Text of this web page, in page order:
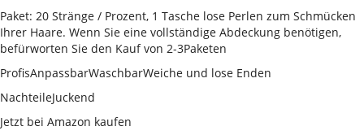
Paket: 20 Stränge / Prozent, 1 Tasche lose Perlen zum Schmücken
Ihrer Haare. Wenn Sie eine vollständige Abdeckung benötigen,
befürworten Sie den Kauf von 2-3Paketen
ProfisAnpassbarWaschbarWeiche und lose Enden
NachteileJuckend
Jetzt bei Amazon kaufen